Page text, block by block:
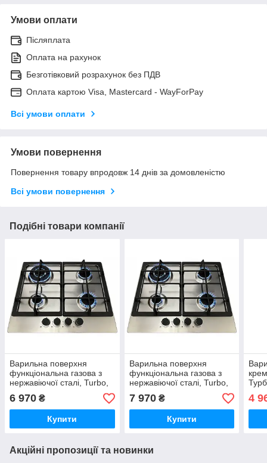
Умови оплати
Післяплата
Оплата на рахунок
Безготівковий розрахунок без ПДВ
Оплата картою Visa, Mastercard - WayForPay
Всі умови оплати
Умови повернення
Повернення товару впродовж 14 днів за домовленістю
Всі умови повернення
Подібні товари компанії
Варильна поверхня
функціональна газова з
нержавіючої сталі, Turbo,
чавун решітки Luxor PGE
640 Німеччина
6 970 ₴
Купити
Варильна поверхня
функціональна газова з
нержавіючої сталі, Turbo,
чавун решітки Luxor PGE
640 B
7 970₴
Купити
BG
4
Акційні пропозиції та новинки